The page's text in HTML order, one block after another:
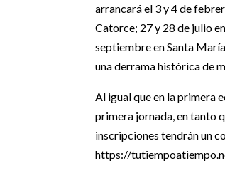
arrancará el 3 y 4 de
Catorce; 27 y 28 de julio
septiembre en Santa
una derrama histórica de
Al igual que en la primera
primera jornada, en tanto
inscripciones tendrán un
https://